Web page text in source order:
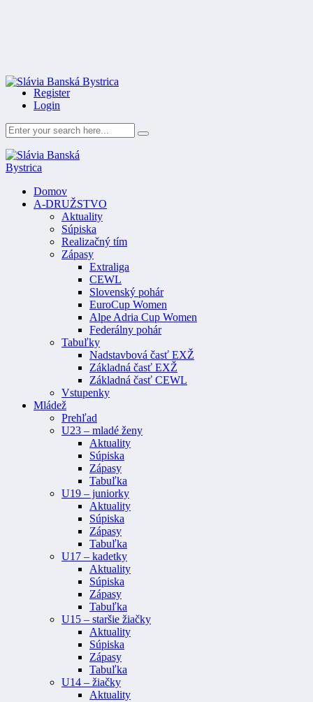
Register
Login
Domov
A-DRUŽSTVO
Aktuality
Súpiska
Realizačný tím
Zápasy
Extraliga
CEWL
Slovenský pohár
EuroCup Women
Alpe Adria Cup Women
Federálny pohár
Tabuľky
Nadstavbová časť EXŽ
Základná časť EXŽ
Základná časť CEWL
Vstupenky
Mládež
Prehľad
U23 – mladé ženy
Aktuality
Súpiska
Zápasy
Tabuľka
U19 – juniorky
Aktuality
Súpiska
Zápasy
Tabuľka
U17 – kadetky
Aktuality
Súpiska
Zápasy
Tabuľka
U15 – staršie žiačky
Aktuality
Súpiska
Zápasy
Tabuľka
U14 – žiačky
Aktuality